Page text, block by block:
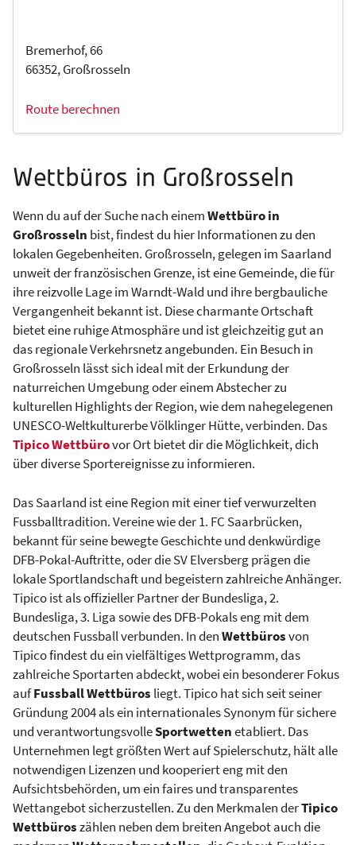
Bremerhof, 66
66352, Großrosseln
Route berechnen
Wettbüros in Großrosseln
Wenn du auf der Suche nach einemWettbüro in
Großrosseln bist, findest du hier Informationen zu den
lokalen Gegebenheiten. Großrosseln, gelegen im Saarland
unweit der französischen Grenze, ist eine Gemeinde, die für
ihre reizvolle Lage im Warndt-Wald und ihre bergbauliche
Vergangenheit bekannt ist. Diese charmante Ortschaft
bietet eine ruhige Atmosphäre und ist gleichzeitig gut an
das regionale Verkehrsnetz angebunden. Ein Besuch in
Großrosseln lässt sich ideal mit der Erkundung der
naturreichen Umgebung oder einem Abstecher zu
kulturellen Highlights der Region, wie dem nahegelegenen
UNESCO-Weltkulturerbe Völklinger Hütte, verbinden. Das
Tipico Wettbürovor Ort bietet dir die Möglichkeit, dich
über diverse Sportereignisse zu informieren.
Das Saarland ist eine Region mit einer tief verwurzelten
Fussballtradition. Vereine wie der 1. FC Saarbrücken,
bekannt für seine bewegte Geschichte und denkwürdige
DFB-Pokal-Auftritte, oder die SV Elversberg prägen die
lokale Sportlandschaft und begeistern zahlreiche Anhänger.
Tipico ist als offizieller Partner der Bundesliga, 2.
Bundesliga, 3. Liga sowie des DFB-Pokals eng mit dem
deutschen Fussball verbunden. In denWettbürosvon
Tipico findest du ein vielfältiges Wettprogramm, das
zahlreiche Sportarten abdeckt, wobei ein besonderer Fokus
aufFussball Wettbüros liegt. Tipico hat sich seit seiner
Gründung 2004 als ein internationales Synonym für sichere
und verantwortungsvolleSportwettenetabliert. Das
Unternehmen legt größten Wert auf Spielerschutz, hält alle
notwendigen Lizenzen und kooperiert eng mit den
Aufsichtsbehörden, um ein faires und transparentes
Wettangebot sicherzustellen. Zu den Merkmalen derTipico
Wettbüroszählen neben dem breiten Angebot auch die